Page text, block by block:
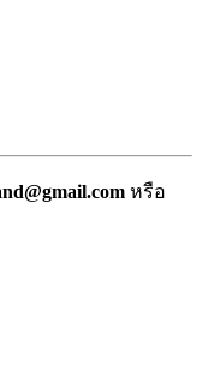
หรือ